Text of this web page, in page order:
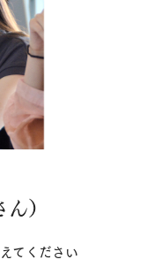
）
てください